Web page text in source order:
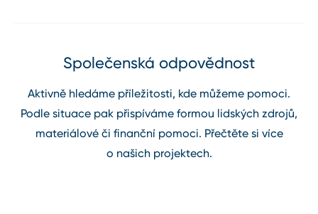
Společenská odpovědnost
Aktivně hledáme příležitosti, kde můžeme pomoci.
Podle situace pak přispíváme formou lidských zdrojů,
materiálové či finanční pomoci. Přečtěte si více
o našich projektech.